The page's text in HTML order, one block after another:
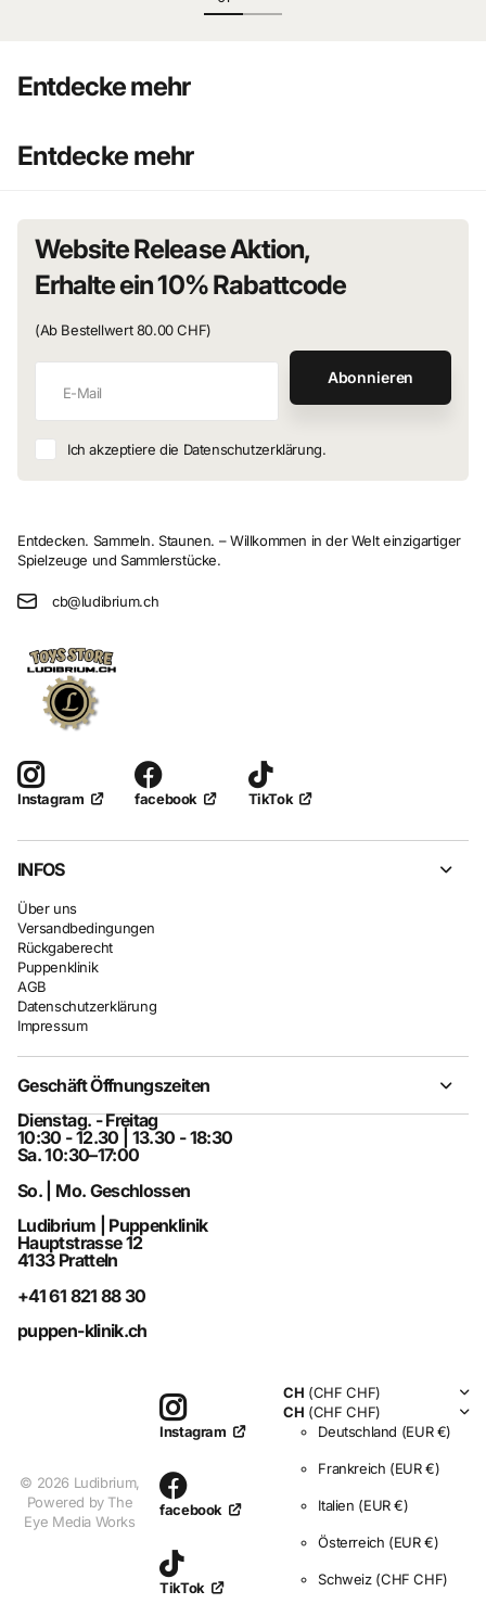
Entdecke mehr
Entdecke mehr
Website Release Aktion,
Erhalte ein 10% Rabattcode
(Ab Bestellwert 80.00 CHF)
Abonnieren
Ich akzeptiere die Datenschutzerklärung.
Entdecken. Sammeln. Staunen. – Willkommen in der Welt einzigartiger
Spielzeuge und Sammlerstücke.
cb@ludibrium.ch
Instagram facebook TikTok
INFOS
Über uns
Versandbedingungen
Rückgaberecht
Puppenklinik
AGB
Datenschutzerklärung
Impressum
Geschäft Öffnungszeiten
Dienstag. - Freitag
10:30 - 12.30 | 13.30 - 18:30
Sa. 10:30–17:00
So. | Mo. Geschlossen
Ludibrium | Puppenklinik
Hauptstrasse 12
4133 Pratteln
+41 61 821 88 30
puppen-klinik.ch
© 2026 Ludibrium,
Powered by The
Eye Media Works
Instagram
facebook
TikTok
CH (CHF CHF)
CH (CHF CHF)
Deutschland (EUR €)
Frankreich (EUR €)
Italien (EUR €)
Österreich (EUR €)
Schweiz (CHF CHF)